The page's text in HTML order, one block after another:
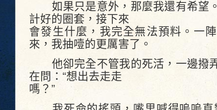
如果只是意外，那麼我還有希望
計好的圈套，接下來
會發生什麼，我完全無法預料。一
來，我抽噎的更厲害了。
他卻完全不管我的死活，一邊撥
在問：“想出去走走
嗎？”